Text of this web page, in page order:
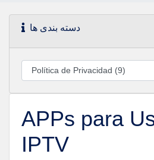
دسته بندی ها
APPs para
IPTV